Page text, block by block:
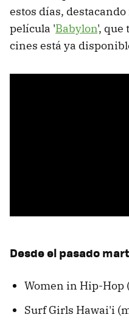
estos días,
película 'Babylon', que
cines está ya
Desde el pasado
Women in Hip-Hop
Surf Girls Hawai'i